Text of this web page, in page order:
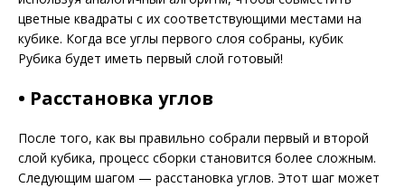
цветные квадраты с их соответствующими местами на
кубике. Когда все углы первого слоя собраны, кубик
Рубика будет иметь первый слой готовый!
• Расстановка углов
После того, как вы правильно собрали первый и второй
слой кубика, процесс сборки становится более сложным.
Следующим шагом — расстановка углов. Этот шаг может